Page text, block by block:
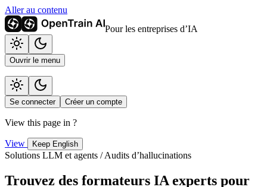
Aller au contenu
Pour les entreprises d’IA
Ouvrir le menu
Se connecter Créer un compte
View this page in ?
View Keep English
Solutions LLM et agents / Audits d’hallucinations
Trouvez des formateurs IA experts pour